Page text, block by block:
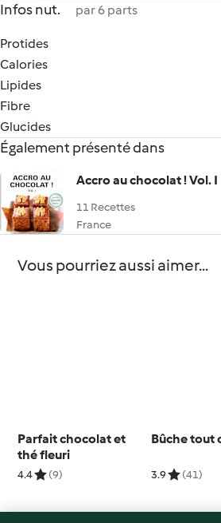
Infos nut. par 6 parts
Protides
Calories
Lipides
Fibre
Glucides
Également présenté dans
Accro au chocolat ! Vol. I
11 Recettes
France
Vous pourriez aussi aimer...
Parfait chocolat et
thé fleuri
4.4 (9)
Bûche tout
3.9 (41)